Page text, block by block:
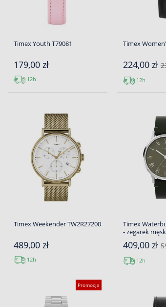
Timex Youth T79081
179,00 zł
12h
Timex
224,00 zł
12h
Timex Weekender TW2R27200
489,00 zł
12h
Timex
- zegarek
409,00 zł
12h
Promocja